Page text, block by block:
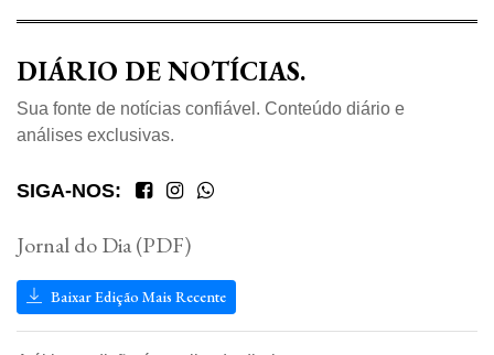
DIÁRIO DE NOTÍCIAS.
Sua fonte de notícias confiável. Conteúdo diário e
análises exclusivas.
SIGA-NOS:
Jornal do Dia (PDF)
Baixar Edição Mais Recente